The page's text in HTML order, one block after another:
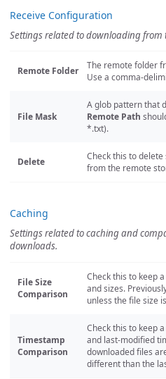
Receive Configuration
Settings related to downloading from
Remote Folder
The remote folder
Use a comma-
File Mask
A glob pattern that
Remote Path
*.txt).
Delete
Check this to
from the remote
Caching
Settings related to caching and
downloads.
File Size
Comparison
Check this to keep
and sizes.
unless the file size
Timestamp
Comparison
Check this to keep
and last-modified
downloaded files
different than the